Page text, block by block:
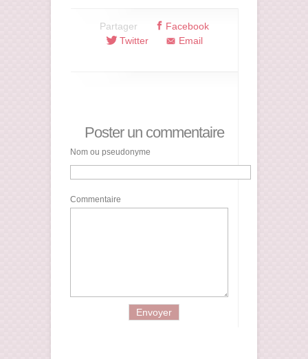
Partager
Facebook
Twitter
Email
Poster un commentaire
Nom ou pseudonyme
Commentaire